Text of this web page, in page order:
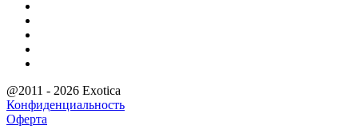
@2011 - 2026 Exotica
Конфиденциальность
Оферта